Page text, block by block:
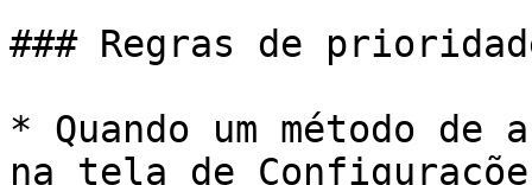
### Regras de
* Quando um método de
na tela de